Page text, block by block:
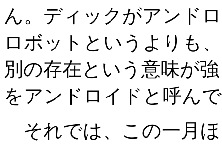
ん。ディックがアンド
ロボットというよりも
別の存在という意味が
をアンドロイドと呼ん
それでは、この一月